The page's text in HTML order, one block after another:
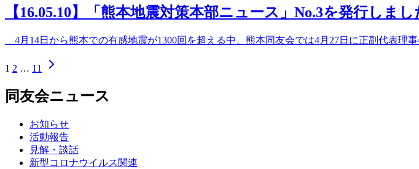
【16.05.10】「熊本地震対策本部ニュース」No.3を発行しまし
4月14日から熊本での有感地震が1300回を超える中、熊本同友会では4月27日に正副代表
1 2 … 11
同友会ニュース
お知らせ
活動報告
見解・談話
新型コロナウイルス関連